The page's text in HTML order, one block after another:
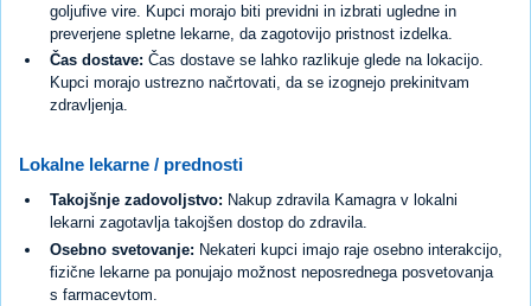
goljufive vire. Kupci morajo biti previdni in izbrati ugledne in
preverjene spletne lekarne, da zagotovijo pristnost izdelka.
Čas dostave: Čas dostave se lahko razlikuje glede na lokacijo.
Kupci morajo ustrezno načrtovati, da se izognejo prekinitvam
zdravljenja.
Lokalne lekarne / prednosti
Takojšnje zadovoljstvo: Nakup zdravila Kamagra v lokalni
lekarni zagotavlja takojšen dostop do zdravila.
Osebno svetovanje: Nekateri kupci imajo raje osebno interakcijo,
fizične lekarne pa ponujajo možnost neposrednega posvetovanja
s farmacevtom.